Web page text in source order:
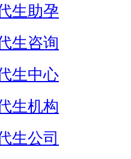
生助孕
生咨询
生中心
生机构
生公司